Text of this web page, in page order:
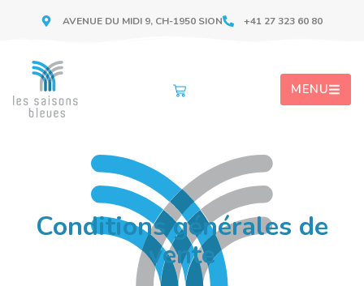
AVENUE DU MIDI 9, CH-1950 SION +41 27 323 60 80
MENU
Conditions générales de
vente​​​​